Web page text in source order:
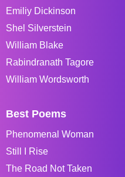
Emiliy Dickinson
Shel Silverstein
William Blake
Rabindranath Tagore
William Wordsworth
Best Poems
Phenomenal Woman
Still I Rise
The Road Not Taken